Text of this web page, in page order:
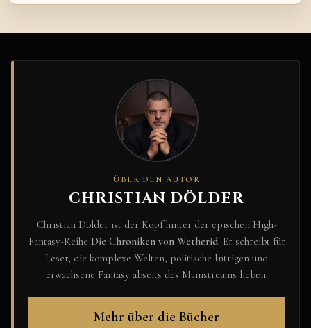
ÜBER DEN AUTOR
CHRISTIAN DÖLDER
Christian Dölder ist der Kopf hinter der epischen High-
Fantasy-Reihe Die Chroniken von Wetherid. Er schreibt für
Leser, die komplexe Welten, politische Intrigen und
erwachsene Fantasy abseits des Mainstreams lieben.
Mehr über die Bücher